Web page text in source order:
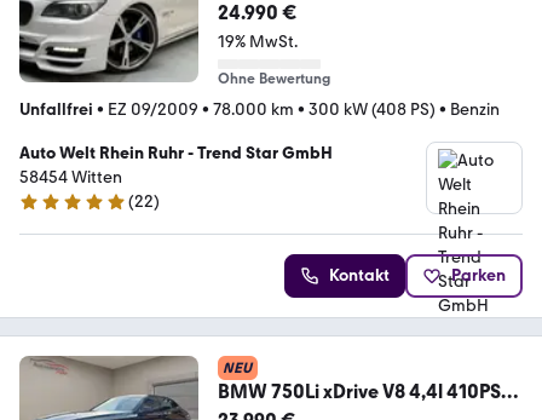
24.990 €
19% MwSt.
Ohne Bewertung
Unfallfrei • EZ 09/2009 • 78.000 km • 300 kW (408 PS) • Benzin
Auto Welt Rhein Ruhr - Trend Star GmbH
58454 Witten
4.9 Sterne
(22)
Kontakt Parken
NEU
BMW 750Li xDrive V8 4,4l 410PS